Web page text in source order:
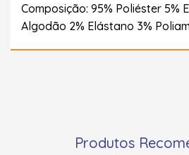
Composição: 95% Poliéster 5%
Algodão 2% Elástano 3%
Produtos